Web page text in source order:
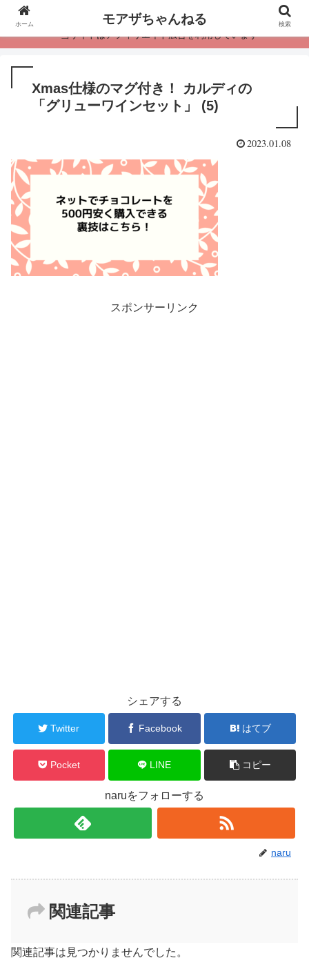
・当サイトはアフィリエイト広告を利用しています
Xmas仕様のマグ付き！ カルディの
「グリューワインセット」 (5)
2023.01.08
スポンサーリンク
シェアする
Twitter Facebook はてブ
Pocket LINE コピー
naruをフォローする
naru
関連記事
関連記事は見つかりませんでした。
ホーム モアザちゃんねる 検索